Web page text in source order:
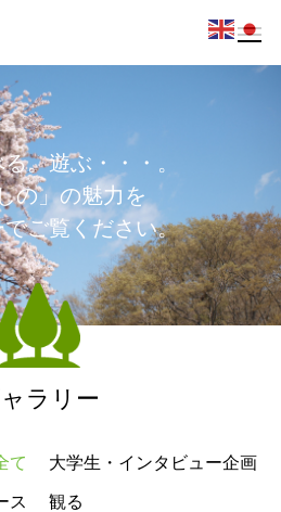
る。遊ぶ ・ ・ ・ 。
の」の魅力 を
でご覧く ださい。
ラリー
て 大学生・インタビュー企画
ス 観る